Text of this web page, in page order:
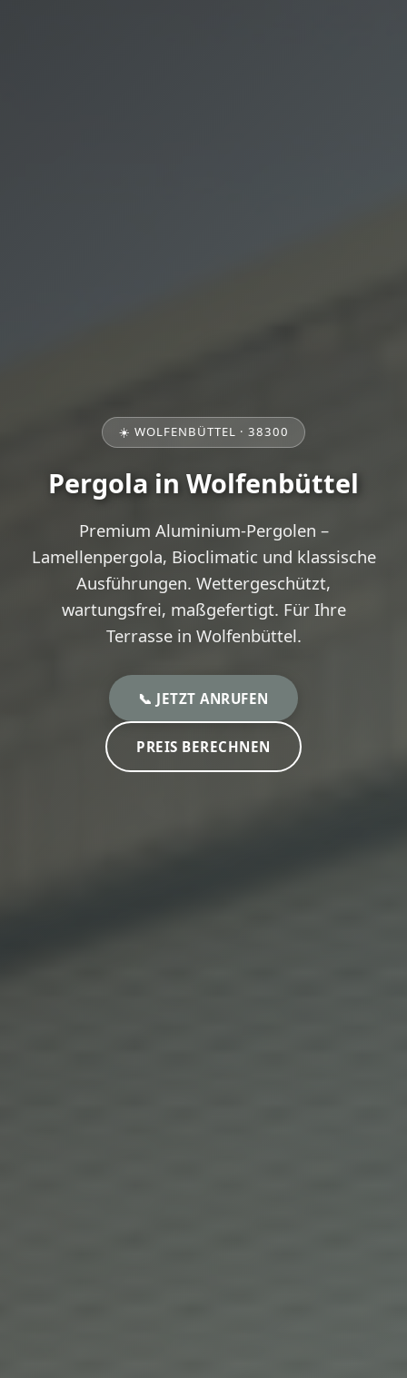
☀️ WOLFENBÜTTEL · 38300
Pergola in Wolfenbüttel
Premium Aluminium-Pergolen –
Lamellenpergola, Bioclimatic und klassische
Ausführungen. Wettergeschützt,
wartungsfrei, maßgefertigt. Für Ihre
Terrasse in Wolfenbüttel.
📞 JETZT ANRUFEN
PREIS BERECHNEN